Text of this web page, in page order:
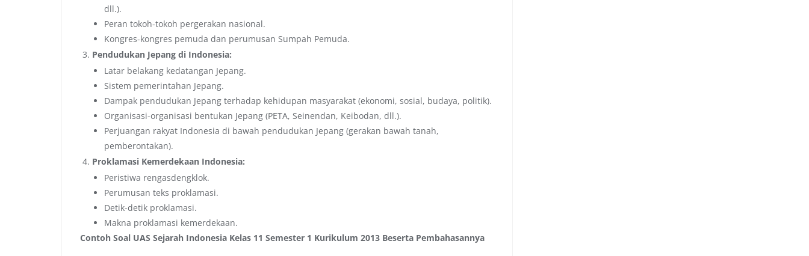
dll.).
Peran tokoh-tokoh pergerakan nasional.
Kongres-kongres pemuda dan perumusan Sumpah Pemuda.
Pendudukan Jepang di Indonesia:
Latar belakang kedatangan Jepang.
Sistem pemerintahan Jepang.
Dampak pendudukan Jepang terhadap kehidupan masyarakat (ekonomi, sosial, budaya, politik).
Organisasi-organisasi bentukan Jepang (PETA, Seinendan, Keibodan, dll.).
Perjuangan rakyat Indonesia di bawah pendudukan Jepang (gerakan bawah tanah,
pemberontakan).
Proklamasi Kemerdekaan Indonesia:
Peristiwa rengasdengklok.
Perumusan teks proklamasi.
Detik-detik proklamasi.
Makna proklamasi kemerdekaan.
Contoh Soal UAS Sejarah Indonesia Kelas 11 Semester 1 Kurikulum 2013 Beserta Pembahasannya